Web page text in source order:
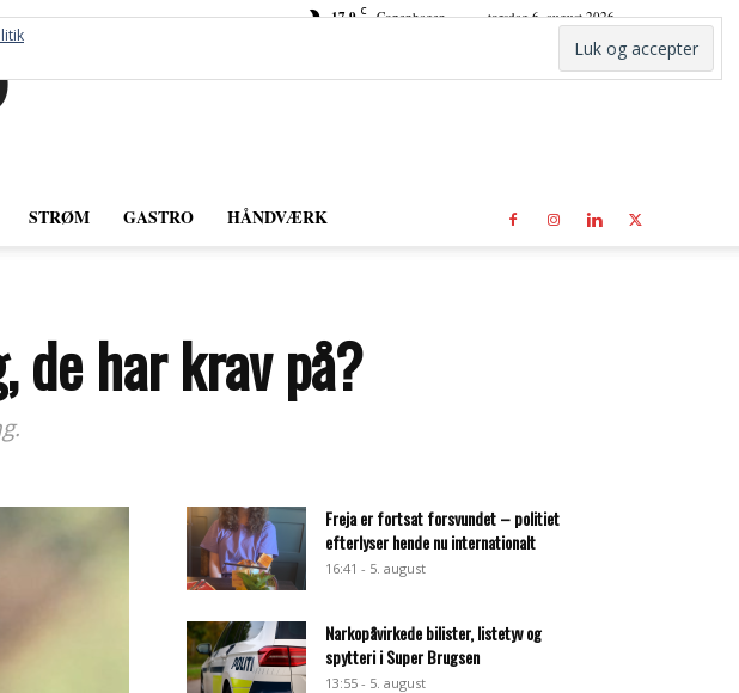
17.9 C Copenhagen torsdag 6. august 2026
STRØM GASTRO HÅNDVÆRK
de har krav på?
Freja er fortsat forsvundet – politiet
efterlyser hende nu internationalt
16:41 - 5. august
Narkopåvirkede bilister, listetyv og
spytteri i Super Brugsen
13:55 - 5. august